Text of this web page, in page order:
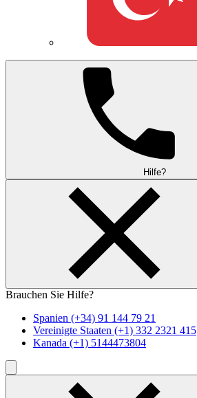
Hilfe?
Brauchen Sie Hilfe?
Spanien (+34) 91 144 79 21
Vereinigte Staaten (+1) 332 2321 415
Kanada (+1) 5144473804